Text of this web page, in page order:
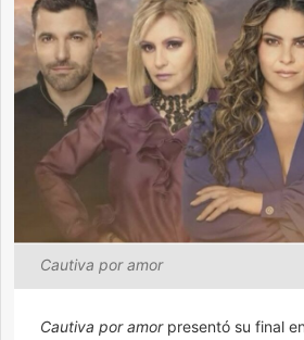
Cautiva por amor
Cautiva por amorpresentó su final